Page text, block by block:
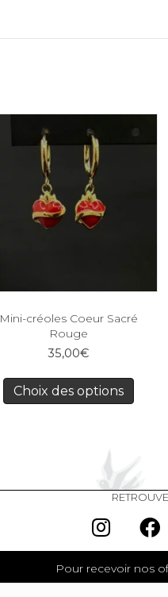
Mini-créoles Coeur Sacré
Rouge
35,00€
Choix des options
Pour recevoir nos